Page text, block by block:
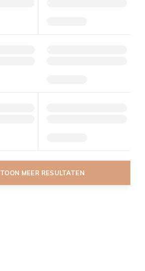
TOON MEER RESULTATEN